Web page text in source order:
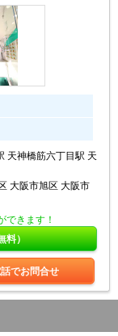
天神橋筋六丁目駅 天
大阪市旭区 大阪市
できます！
料）
話でお問合せ